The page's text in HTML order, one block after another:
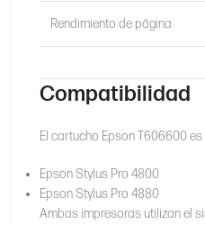
Rendimiento de página
Compatibilidad
El cartucho Epson T606600
Epson Stylus Pro 4800
Epson Stylus Pro 4880
Ambas impresoras utilizan el